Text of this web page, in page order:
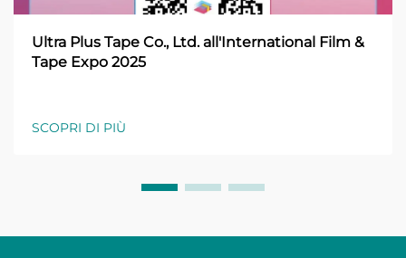
Ultra Plus Tape Co., Ltd. all'International Film &
Tape Expo 2025
SCOPRI DI PIÙ